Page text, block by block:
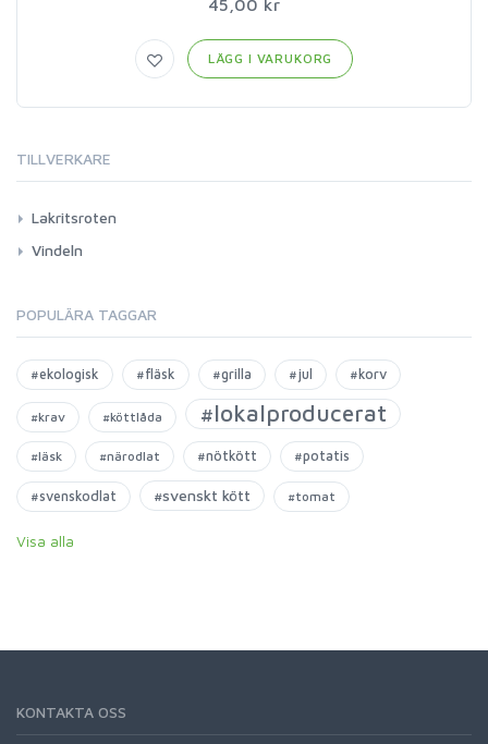
45,00 kr
LÄGG I VARUKORG
TILLVERKARE
Lakritsroten
Vindeln
POPULÄRA TAGGAR
#ekologisk #fläsk #grilla #jul #korv
#krav #köttlåda #lokalproducerat
#läsk #närodlat #nötkött #potatis
#svenskodlat #svenskt kött #tomat
Visa alla
KONTAKTA OSS